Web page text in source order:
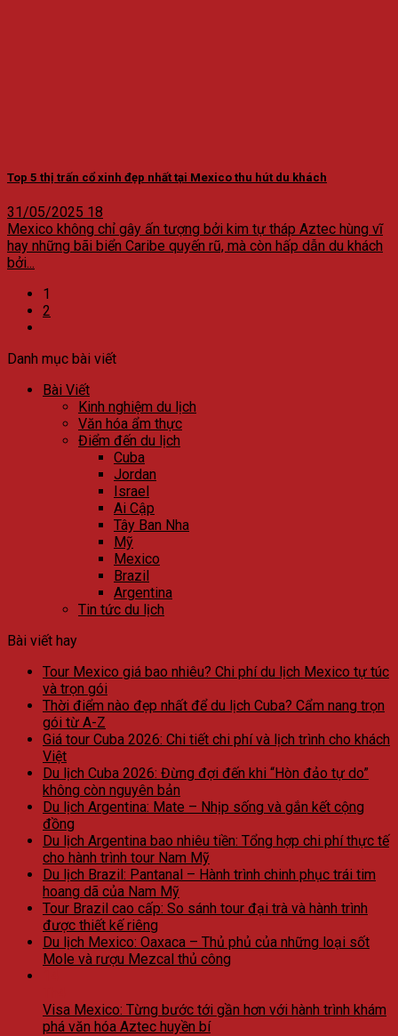
Top 5 thị trấn cổ xinh đẹp nhất tại Mexico thu hút du khách
31/05/2025 18
Mexico không chỉ gây ấn tượng bởi kim tự tháp Aztec hùng vĩ
hay những bãi biển Caribe quyến rũ, mà còn hấp dẫn du khách
bởi...
1
2
Danh mục bài viết
Bài Viết
Kinh nghiệm du lịch
Văn hóa ẩm thực
Điểm đến du lịch
Cuba
Jordan
Israel
Ai Cập
Tây Ban Nha
Mỹ
Mexico
Brazil
Argentina
Tin tức du lịch
Bài viết hay
Tour Mexico giá bao nhiêu? Chi phí du lịch Mexico tự túc
và trọn gói
Thời điểm nào đẹp nhất để du lịch Cuba? Cẩm nang trọn
gói từ A-Z
Giá tour Cuba 2026: Chi tiết chi phí và lịch trình cho khách
Việt
Du lịch Cuba 2026: Đừng đợi đến khi “Hòn đảo tự do”
không còn nguyên bản
Du lịch Argentina: Mate – Nhịp sống và gắn kết cộng
đồng
Du lịch Argentina bao nhiêu tiền: Tổng hợp chi phí thực tế
cho hành trình tour Nam Mỹ
Du lịch Brazil: Pantanal – Hành trình chinh phục trái tim
hoang dã của Nam Mỹ
Tour Brazil cao cấp: So sánh tour đại trà và hành trình
được thiết kế riêng
Du lịch Mexico: Oaxaca – Thủ phủ của những loại sốt
Mole và rượu Mezcal thủ công
Visa Mexico: Từng bước tới gần hơn với hành trình khám
phá văn hóa Aztec huyền bí